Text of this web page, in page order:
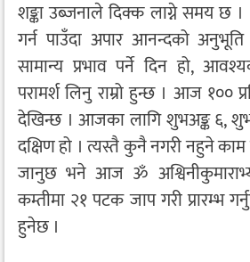
शङ्का उब्जनाले दिक्क लाग्ने समय छ ।
गर्न पाउँदा अपार आनन्दको
सामान्य प्रभाव पर्ने दिन हो,
परामर्श लिनु राम्रो हुन्छ । आज १००
देखिन्छ । आजका लागि शुभअङ्क ६,
दक्षिण हो । त्यस्तै कुनै नगरी नहुने
जानुछ भने आज ॐ
कम्तीमा २१ पटक जाप गरी प्रारम्भ
हुनेछ ।